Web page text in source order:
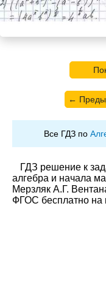
←
Все ГДЗ по
ГДЗ решение к
алгебра и начала
Мерзляк А.Г.
ФГОС бесплатно на